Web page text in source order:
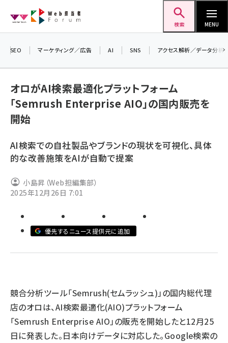
ン
検索 MENU
youtube (2431)
セミナー (2306)
meo (1275)
SEO マーケティング／広告 AI SNS アクセス解析／データ分析
オロがAI検索最適化プラットフォーム
「Semrush Enterprise AIO」の国内販売を
開始
AI検索での自社製品やブランドの現状を可視化、具体
的な改善施策をAIが自動で提案
小島昇（Web担編集部）
2025年12月26日 7:01
優先するニュース提供元に追加
競合分析ツール「Semrush(セムラッシュ)」の国内総代理
店のオロは、AI検索最適化(AIO)プラットフォーム
「Semrush Enterprise AIO」の販売を開始したと12月25
日に発表した。日本向けデータに対応した。Google検索の